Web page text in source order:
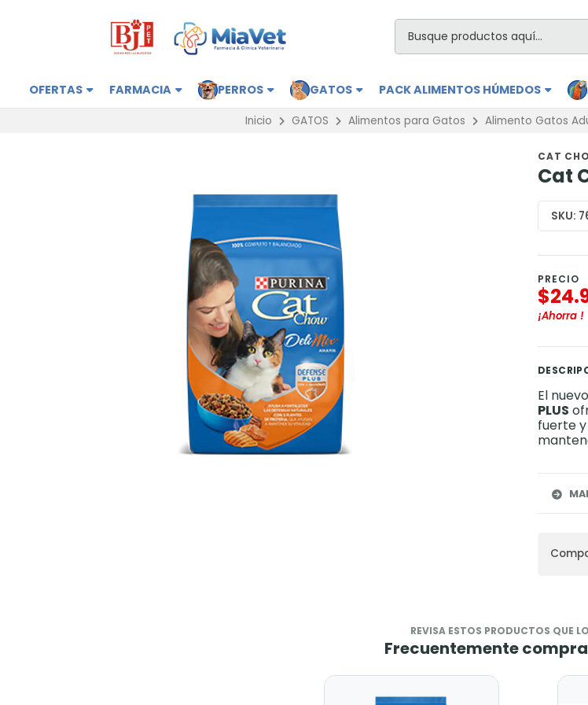
OFERTAS FARMACIA PERROS GATOS PACK ALIMENTOS HÚMEDOS
Inicio GATOS Alimentos para Gatos Alimento Gatos
CAT
Cat
SKU:
PRECIO
¡Ahorra !
El nuevo
PLUS
fuerte
REVISA ESTOS PRODUCTOS QUE
Frecuentemente